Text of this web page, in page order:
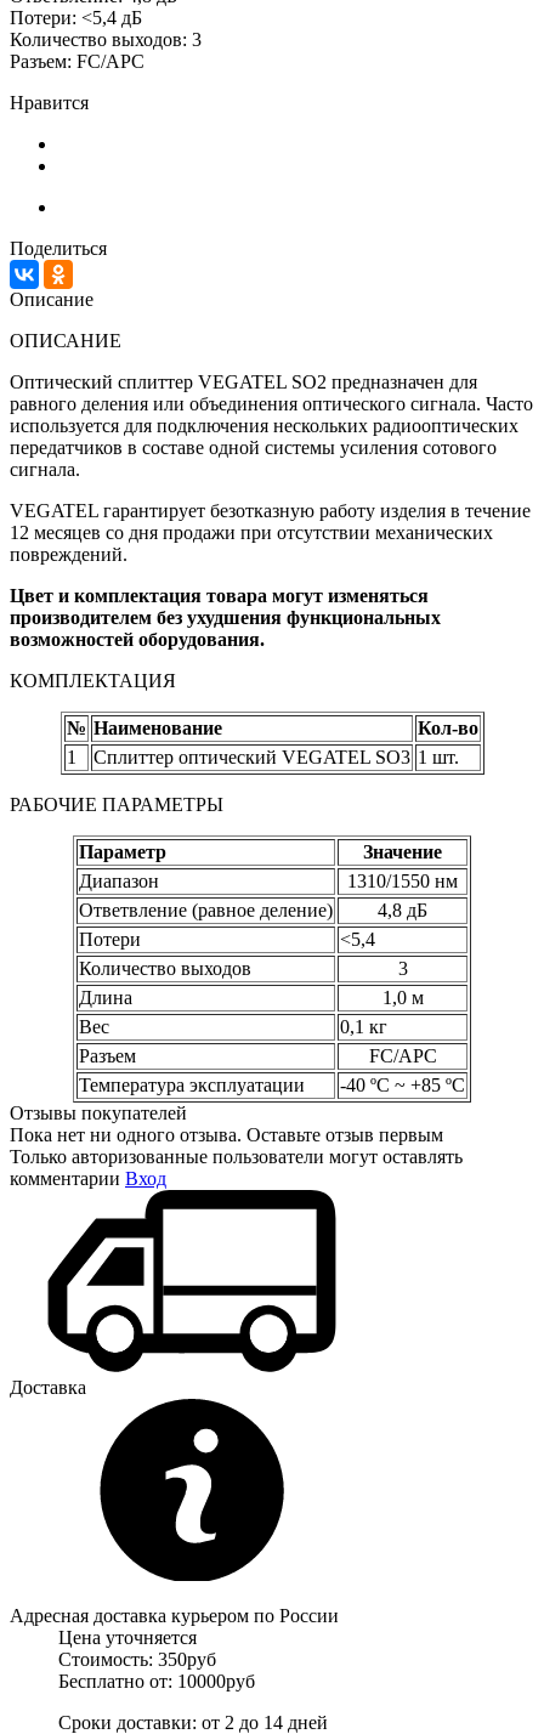
Потери: <5,4 дБ
Количество выходов: 3
Разъем: FC/APC
Нравится
Поделиться
Описание
ОПИСАНИЕ
Оптический сплиттер VEGATEL SO2 предназначен для
равного деления или объединения оптического сигнала. Часто
используется для подключения нескольких радиооптических
передатчиков в составе одной системы усиления сотового
сигнала.
VEGATEL гарантирует безотказную работу изделия в течение
12 месяцев со дня продажи при отсутствии механических
повреждений.
Цвет и комплектация товара могут изменяться
производителем без ухудшения функциональных
возможностей оборудования.
КОМПЛЕКТАЦИЯ
№ Наименование
Кол-во
1
Сплиттер оптический VEGATEL SO3 1 шт.
РАБОЧИЕ ПАРАМЕТРЫ
Параметр
Значение
Диапазон
1310/1550 нм
Ответвление (равное деление)
4,8 дБ
Потери
<5,4
Количество выходов
3
Длина
1,0 м
Вес
0,1 кг
Разъем
FC/APC
Температура эксплуатации
-40 ºC ~ +85 ºC
Отзывы покупателей
Пока нет ни одного отзыва. Оставьте отзыв первым
Только авторизованные пользователи могут оставлять
комментарии Вход
Доставка
Адресная доставка курьером по России
Цена уточняется
Стоимость: 350руб
Бесплатно от: 10000руб
Сроки доставки: от 2 до 14 дней